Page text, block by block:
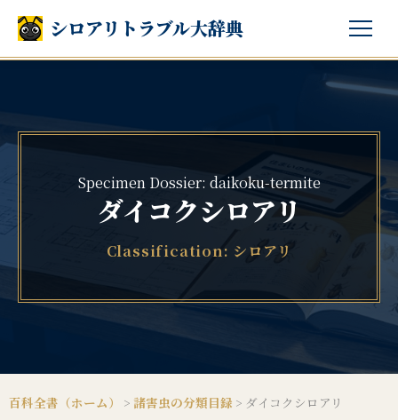
シロアリトラブル大辞典
Specimen Dossier: daikoku-termite
ダイコクシロアリ
Classification: シロアリ
百科全書（ホーム） > 諸害虫の分類目録 > ダイコクシロアリ